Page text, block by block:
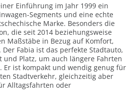
Einführung im Jahr 1999 ein
Segments und eine echte
Marke. Besonders die
die seit 2014 beziehungsweise
Maßstäbe in Bezug auf Komfort,
Fabia ist das perfekte Stadtauto,
Platz, um auch längere Fahrten
Er ist kompakt und wendig genug für
Stadtverkehr, gleichzeitig aber
Alltagsfahrten oder